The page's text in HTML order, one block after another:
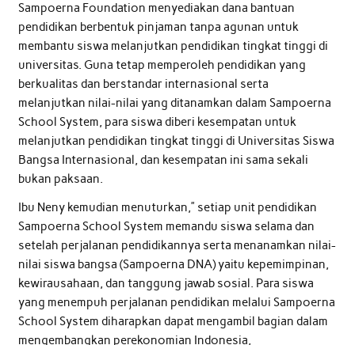
Sampoerna Foundation menyediakan dana bantuan
pendidikan berbentuk pinjaman tanpa agunan untuk
membantu siswa melanjutkan pendidikan tingkat tinggi di
universitas. Guna tetap memperoleh pendidikan yang
berkualitas dan berstandar internasional serta
melanjutkan nilai-nilai yang ditanamkan dalam Sampoerna
School System, para siswa diberi kesempatan untuk
melanjutkan pendidikan tingkat tinggi di Universitas Siswa
Bangsa Internasional, dan kesempatan ini sama sekali
bukan paksaan.
Ibu Neny kemudian menuturkan,” setiap unit pendidikan
Sampoerna School System memandu siswa selama dan
setelah perjalanan pendidikannya serta menanamkan nilai-
nilai siswa bangsa (Sampoerna DNA) yaitu kepemimpinan,
kewirausahaan, dan tanggung jawab sosial. Para siswa
yang menempuh perjalanan pendidikan melalui Sampoerna
School System diharapkan dapat mengambil bagian dalam
mengembangkan perekonomian Indonesia,